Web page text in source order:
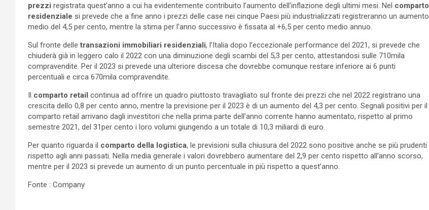
prezzi registrata quest’anno a cui ha evidentemente contribuito l’aumento dell’inflazione degli ultimi mesi. Nel comparto
residenziale si prevede che a fine anno i prezzi delle case nei cinque Paesi più industrializzati registreranno un aumento
medio del 4,5 per cento, mentre la stima per l’anno successivo è fissata al +6,5 per cento medio annuo.
Sul fronte delletransazioni immobiliari residenziali, l’Italia dopo l’eccezionale performance del 2021, si prevede che
chiuderà già in leggero calo il 2022 con una diminuzione degli scambi del 5,3 per cento, attestandosi sulle 710mila
compravendite. Per il 2023 si prevede una ulteriore discesa che dovrebbe comunque restare inferiore ai 6 punti
percentuali e circa 670mila compravendite.
Il comparto retail continua ad offrire un quadro piuttosto travagliato sul fronte dei prezzi che nel 2022 registrano una
crescita dello 0,8 per cento anno, mentre la previsione per il 2023 è di un aumento del 4,3 per cento. Segnali positivi per il
comparto retail arrivano dagli investitori che nella prima parte dell’anno corrente hanno aumentato, rispetto al primo
semestre 2021, del 31per cento i loro volumi giungendo a un totale di 10,3 miliardi di euro.
Per quanto riguarda il comparto della logistica, le previsioni sulla chiusura del 2022 sono positive anche se più prudenti
rispetto agli anni passati. Nella media generale i valori dovrebbero aumentare del 2,9 per cento rispetto all’anno scorso,
mentre per il 2023 si prevede un aumento di un punto percentuale in più rispetto a quest’anno.
Fonte : Company